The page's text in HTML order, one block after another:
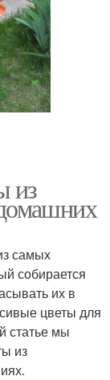
из
самых
собирается
их в
цветы для
статье мы
из